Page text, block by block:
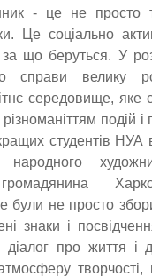
- це не просто
Це соціально
що беруться. У
справи велику
середовище, яке
подій
студентів НУА
були не просто
знаки і
про життя і